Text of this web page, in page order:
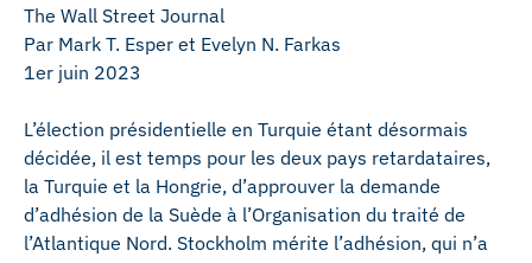
The Wall Street Journal
Par Mark T. Esper et Evelyn N. Farkas
1er juin 2023
L’élection présidentielle en Turquie étant désormais
décidée, il est temps pour les deux pays retardataires,
la Turquie et la Hongrie, d’approuver la demande
d’adhésion de la Suède à l’Organisation du traité de
l’Atlantique Nord. Stockholm mérite l’adhésion, qui n’a